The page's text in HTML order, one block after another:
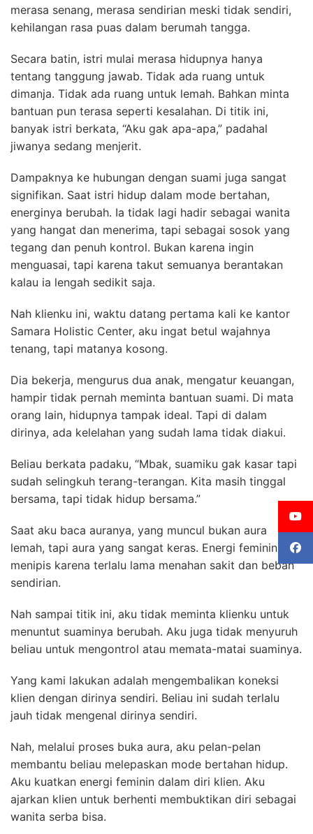
merasa senang, merasa sendirian meski tidak sendiri,
kehilangan rasa puas dalam berumah tangga.
Secara batin, istri mulai merasa hidupnya hanya
tentang tanggung jawab. Tidak ada ruang untuk
dimanja. Tidak ada ruang untuk lemah. Bahkan minta
bantuan pun terasa seperti kesalahan. Di titik ini,
banyak istri berkata, “Aku gak apa-apa,” padahal
jiwanya sedang menjerit.
Dampaknya ke hubungan dengan suami juga sangat
signifikan. Saat istri hidup dalam mode bertahan,
energinya berubah. Ia tidak lagi hadir sebagai wanita
yang hangat dan menerima, tapi sebagai sosok yang
tegang dan penuh kontrol. Bukan karena ingin
menguasai, tapi karena takut semuanya berantakan
kalau ia lengah sedikit saja.
Nah klienku ini, waktu datang pertama kali ke kantor
Samara Holistic Center, aku ingat betul wajahnya
tenang, tapi matanya kosong.
Dia bekerja, mengurus dua anak, mengatur keuangan,
hampir tidak pernah meminta bantuan suami. Di mata
orang lain, hidupnya tampak ideal. Tapi di dalam
dirinya, ada kelelahan yang sudah lama tidak diakui.
Beliau berkata padaku, “Mbak, suamiku gak kasar tapi
sudah selingkuh terang-terangan. Kita masih tinggal
bersama, tapi tidak hidup bersama.”
Saat aku baca auranya, yang muncul bukan aura
lemah, tapi aura yang sangat keras. Energi femininnya
menipis karena terlalu lama menahan sakit dan beban
sendirian.
Nah sampai titik ini, aku tidak meminta klienku untuk
menuntut suaminya berubah. Aku juga tidak menyuruh
beliau untuk mengontrol atau memata-matai suaminya.
Yang kami lakukan adalah mengembalikan koneksi
klien dengan dirinya sendiri. Beliau ini sudah terlalu
jauh tidak mengenal dirinya sendiri.
Nah, melalui proses buka aura, aku pelan-pelan
membantu beliau melepaskan mode bertahan hidup.
Aku kuatkan energi feminin dalam diri klien. Aku
ajarkan klien untuk berhenti membuktikan diri sebagai
wanita serba bisa.